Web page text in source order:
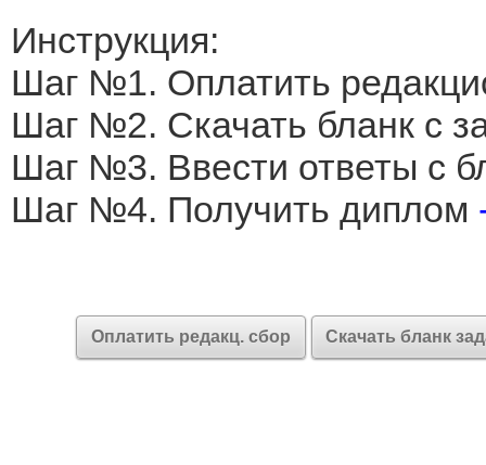
Инструкция:
Шаг №1. Оплатить
Шаг №2. Скачать бланк с
Шаг №3. Ввести ответы с
Шаг №4. Получить диплом
Оплатить редакц. сбор Скачать бланк